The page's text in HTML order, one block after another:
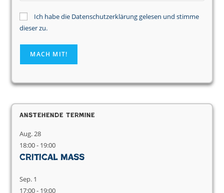
Ich habe die Datenschutzerklärung gelesen und stimme
dieser zu.
Anstehende Termine
Aug.28
18:00- 19:00
Critical Mass
Sep. 1
17:00- 19:00